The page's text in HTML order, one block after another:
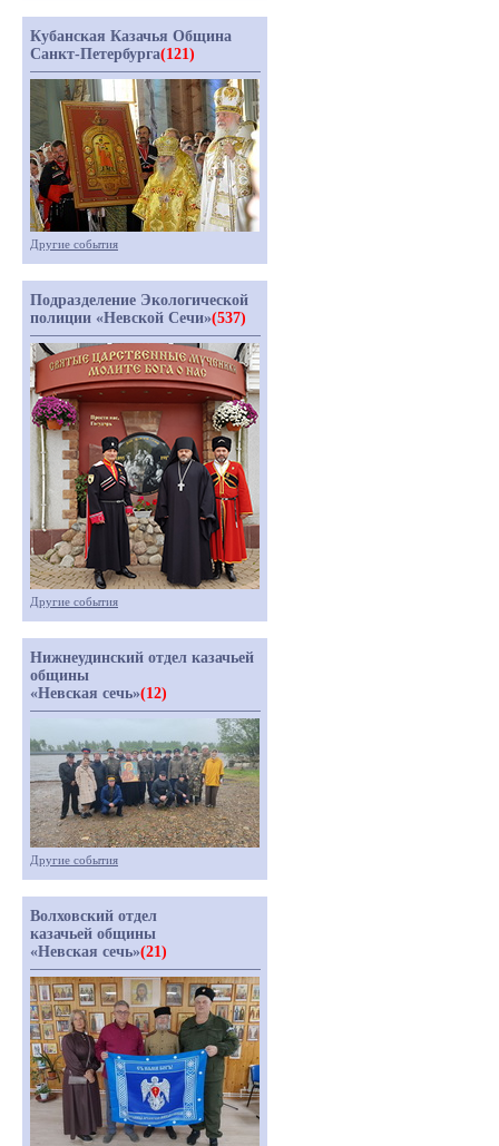
Кубанская Казачья Община
Санкт-Петербурга(121)
Другие события
Подразделение Экологической
полиции «Невской Сечи»(537)
Другие события
Нижнеудинский отдел казачьей
общины
«Невская сечь»(12)
Другие события
Волховский отдел
казачьей общины
«Невская сечь»(21)